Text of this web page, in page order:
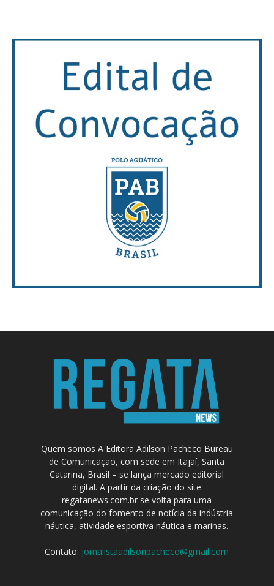
Quem somos A Editora Adilson Pacheco Bureau
de Comunicação, com sede em Itajaí, Santa
Catarina, Brasil – se lança mercado editorial
digital. A partir da criação do site
regatanews.com.br se volta para uma
comunicação do fomento de notícia da indústria
náutica, atividade esportiva náutica e marinas.
Contato: jornalistaadilsonpacheco@gmail.com